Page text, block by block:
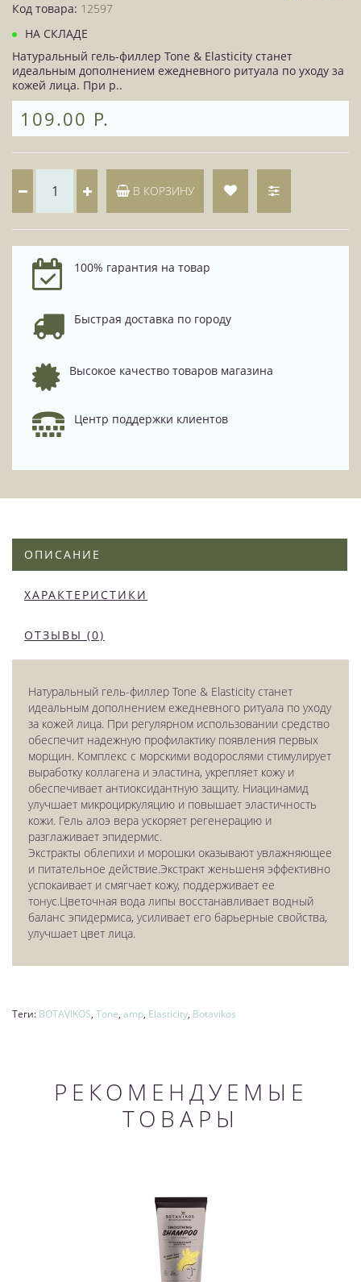
Код товара: 12597
НА СКЛАДЕ
Натуральный гель-филлер Tone & Elasticity станет
идеальным дополнением ежедневного ритуала по уходу за
кожей лица. При р..
109.00 Р.
В КОРЗИНУ
100% гарантия на товар
Быстрая доставка по городу
Высокое качество товаров магазина
Центр поддержки клиентов
ОПИСАНИЕ
ХАРАКТЕРИСТИКИ
ОТЗЫВЫ (0)
Натуральный гель-филлер Tone & Elasticity станет
идеальным дополнением ежедневного ритуала по уходу
за кожей лица. При регулярном использовании средство
обеспечит надежную профилактику появления первых
морщин. Комплекс с морскими водорослями стимулирует
выработку коллагена и эластина, укрепляет кожу и
обеспечивает антиоксидантную защиту. Ниацинамид
улучшает микроциркуляцию и повышает эластичность
кожи. Гель алоэ вера ускоряет регенерацию и
разглаживает эпидермис.
Экстракты облепихи и морошки оказывают увлажняющее
и питательное действие.Экстракт женьшеня эффективно
успокаивает и смягчает кожу, поддерживает ее
тонус.Цветочная вода липы восстанавливает водный
баланс эпидермиса, усиливает его барьерные свойства,
улучшает цвет лица.
Теги: BOTAVIKOS, Tone, amp, Elasticity, Botavikos
РЕКОМЕНДУЕМЫЕ
ТОВАРЫ